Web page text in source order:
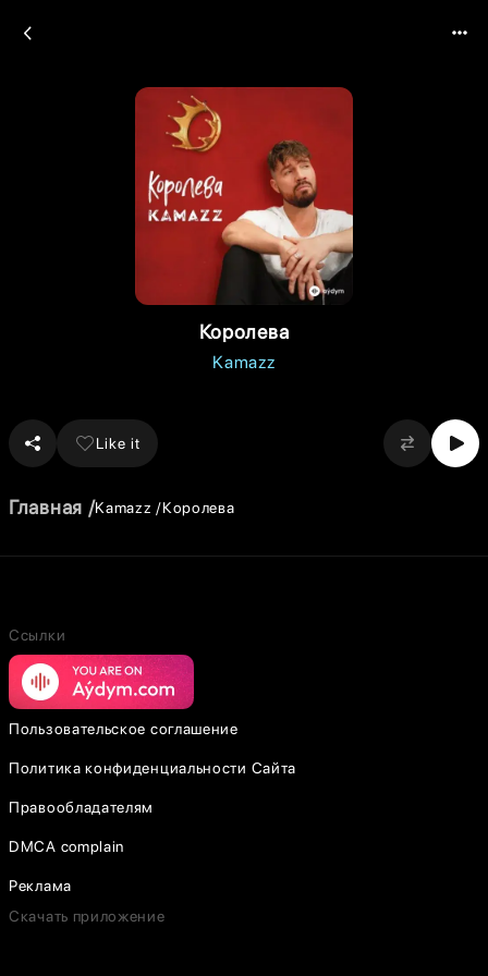
Королева
Kamazz
Like it
Главная Kamazz Королева
Ссылки
Пользовательское соглашение
Политика конфиденциальности Сайта
Правообладателям
DMCA complain
Реклама
Скачать приложение